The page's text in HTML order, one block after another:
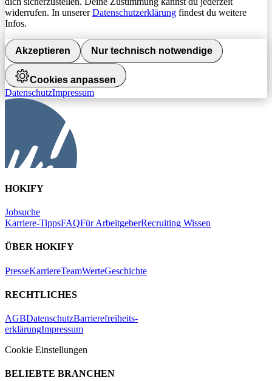
widerrufen. In unsererDatenschutzerklärung findest du weitere
Infos.
Akzeptieren Nur technisch notwendige
Cookies anpassen
DatenschutzImpressum
HOKIFY
Jobsuche
Karriere-TippsFAQFür ArbeitgeberRecruiting Wissen
ÜBER HOKIFY
PresseKarriereTeamWerteGeschichte
RECHTLICHES
AGBDatenschutzBarrierefreiheits-
erklärungImpressum
Cookie Einstellungen
BELIEBTE BRANCHEN